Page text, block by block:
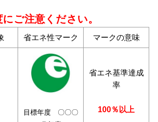
ご注意ください。
省エネ性マーク マークの意味
目標年度 〇〇〇
省エネ基準達成
率
100％以上